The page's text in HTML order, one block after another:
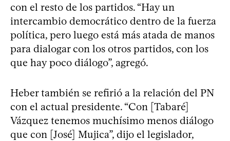
con el resto de los partidos. “Hay un
intercambio democrático dentro de la fuerza
política, pero luego está más atada de manos
para dialogar con los otros partidos, con los
que hay poco diálogo”, agregó.
Heber también se refirió a la relación del PN
con el actual presidente. “Con [Tabaré]
Vázquez tenemos muchísimo menos diálogo
que con [José] Mujica”, dijo el legislador,